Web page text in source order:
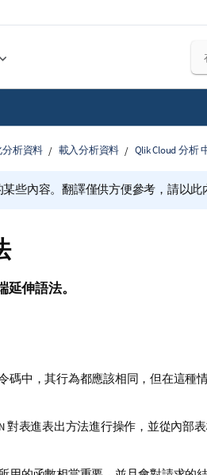
析資料 載入分析資料 Qlik Cloud 分析
些內容。翻譯僅供方便參考，請以此
延伸語法。
碼中，其行為都應該相同，但在這種
對表進表出方法進行操作，並從內部